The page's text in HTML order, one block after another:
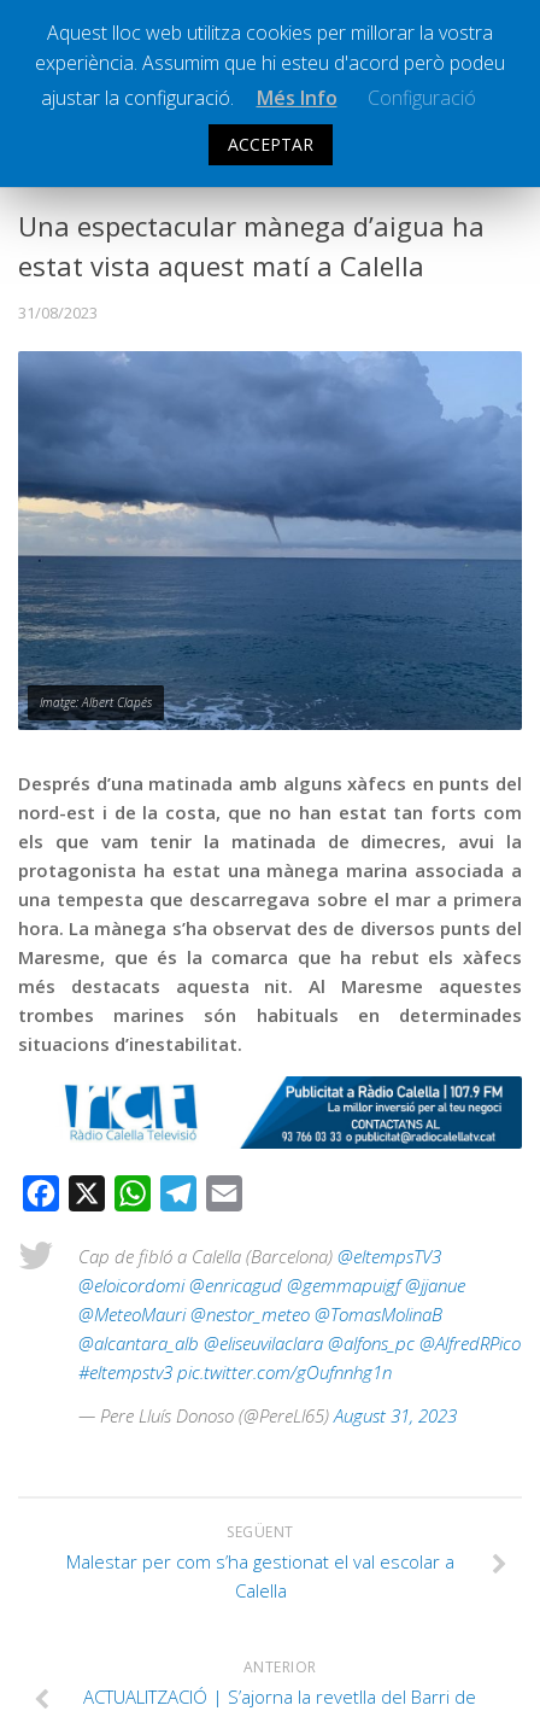
Societat
La Banqueta
Vídeos
Publicitat
Contacte
Ràdio Calella Televisió
Una espectacular mànega d’aigua ha
estat vista aquest matí a Calella
31/08/2023
Imatge: Albert Clapés
Després d’una matinada amb alguns xàfecs en punts del
nord-est i de la costa, que no han estat tan forts com
els que vam tenir la matinada de dimecres, avui la
protagonista ha estat una mànega marina associada a
una tempesta que descarregava sobre el mar a primera
hora. La mànega s’ha observat des de diversos punts del
Maresme, que és la comarca que ha rebut els xàfecs
més destacats aquesta nit. Al Maresme aquestes
trombes marines són habituals en determinades
situacions d’inestabilitat.
Facebook WhatsAppTelegram
Cap de fibló a Calella (Barcelona) @eltempsTV3
@eloicordomi @enricagud @gemmapuigf @jjanue
@MeteoMauri @nestor_meteo @TomasMolinaB
@alcantara_alb @eliseuvilaclara @alfons_pc @AlfredRPico
#eltempstv3 pic.twitter.com/gOufnnhg1n
— Pere Lluís Donoso (@PereLl65) August 31, 2023
SEGÜENT
Malestar per com s’ha gestionat el val escolar a
Calella
ANTERIOR
ACTUALITZACIÓ | S’ajorna la revetlla del Barri de
Aquest lloc web utilitza cookies per millorar la vostra
experiència. Assumim que hi esteu d'acord però podeu
ajustar la configuració.
Més Info Configuració
ACCEPTAR